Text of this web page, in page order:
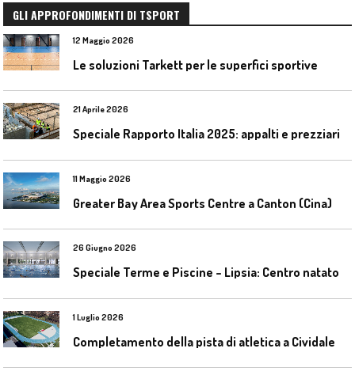
GLI APPROFONDIMENTI DI TSPORT
12 Maggio 2026
Le soluzioni Tarkett per le superfici sportive
21 Aprile 2026
Speciale Rapporto Italia 2025: appalti e prezziari
11 Maggio 2026
Greater Bay Area Sports Centre a Canton (Cina)
26 Giugno 2026
1 Luglio 2026